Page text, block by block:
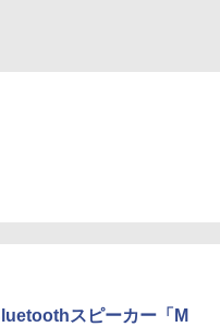
スピーカー「M